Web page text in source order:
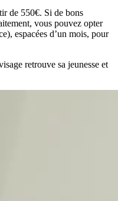
de 550€. Si de bons
vous pouvez opter
espacées d’un mois, pour
retrouve sa jeunesse et